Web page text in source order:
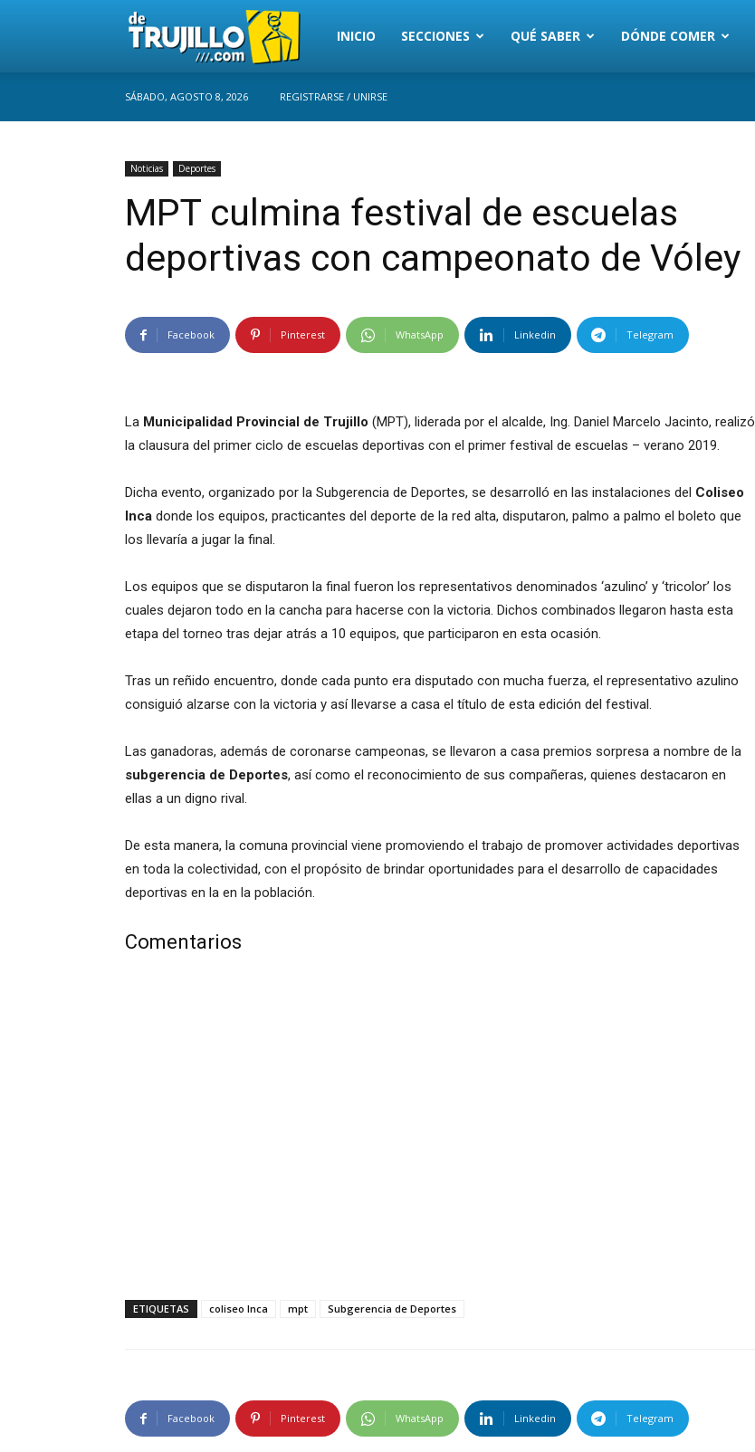
Trujillo
INICIO SECCIONES QUÉ SABER DÓNDE COMER
SÁBADO, AGOSTO 8, 2026 REGISTRARSE / UNIRSE
Noticias Deportes
MPT culmina festival de escuelas
deportivas con campeonato de Vóley
Facebook Pinterest WhatsApp Linkedin Telegram
La Municipalidad Provincial de Trujillo (MPT), liderada por el alcalde, Ing. Daniel Marcelo Jacinto, realizó
la clausura del primer ciclo de escuelas deportivas con el primer festival de escuelas – verano 2019.
Dicha evento, organizado por la Subgerencia de Deportes, se desarrolló en las instalaciones del Coliseo
Inca donde los equipos, practicantes del deporte de la red alta, disputaron, palmo a palmo el boleto que
los llevaría a jugar la final.
Los equipos que se disputaron la final fueron los representativos denominados ‘azulino’ y ‘tricolor’ los
cuales dejaron todo en la cancha para hacerse con la victoria. Dichos combinados llegaron hasta esta
etapa del torneo tras dejar atrás a 10 equipos, que participaron en esta ocasión.
Tras un reñido encuentro, donde cada punto era disputado con mucha fuerza, el representativo azulino
consiguió alzarse con la victoria y así llevarse a casa el título de esta edición del festival.
Las ganadoras, además de coronarse campeonas, se llevaron a casa premios sorpresa a nombre de la
subgerencia de Deportes, así como el reconocimiento de sus compañeras, quienes destacaron en
ellas a un digno rival.
De esta manera, la comuna provincial viene promoviendo el trabajo de promover actividades deportivas
en toda la colectividad, con el propósito de brindar oportunidades para el desarrollo de capacidades
deportivas en la en la población.
Comentarios
ETIQUETAS coliseo Inca mpt Subgerencia de Deportes
Facebook Pinterest WhatsApp Linkedin Telegram